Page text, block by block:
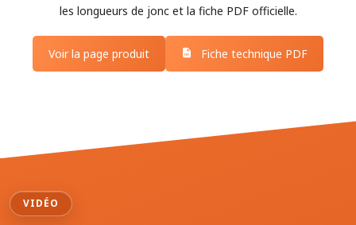
les longueurs de jonc et la fiche PDF officielle.
Voir la page produit Fiche technique PDF
VIDÉO